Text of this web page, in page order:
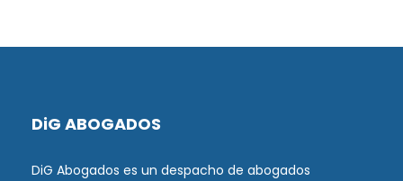
DiG ABOGADOS
DiG Abogados es un despacho de abogados